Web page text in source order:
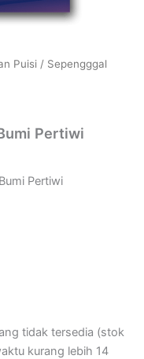
Puisi / Sepengggal
Pertiwi
Pertiwi
tidak tersedia (stok
kurang lebih 14